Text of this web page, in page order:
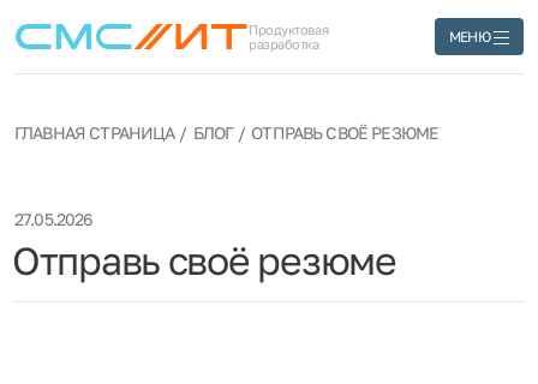
Продуктовая
разработка
МЕНЮ
ГЛАВНАЯ СТРАНИЦА БЛОГ ОТПРАВЬ СВОЁ РЕЗЮМЕ
Отправь своё резюме
27.05.2026